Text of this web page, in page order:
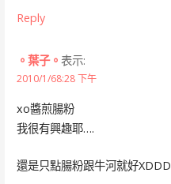
Reply
。葉子。 表示:
2010/1/68:28 下午
xo醬煎腸粉
我很有興趣耶….
還是只點腸粉跟牛河就好XDDD